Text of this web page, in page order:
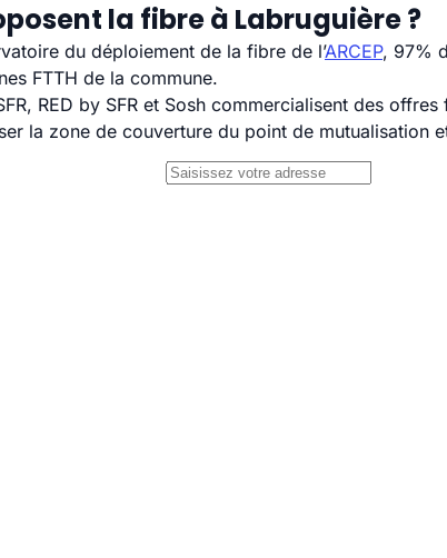
la fibre à Labruguière ?
du déploiement de la fibre de l’ARCEP, 97%
FTTH de la commune.
RED by SFR et Sosh commercialisent des
la zone de couverture du point de mutualisation